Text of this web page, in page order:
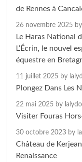
de Rennes à
26 novembre 2025
Le Haras National
L’Écrin, le nouvel
équestre en
11 juillet 2025 by
Plongez Dans Les
22 mai 2025 by lalydo
Visiter Fouras
30 octobre 2023 by
Château de
Renaissance